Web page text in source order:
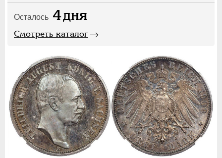
Осталось 4дня
Смотреть каталог